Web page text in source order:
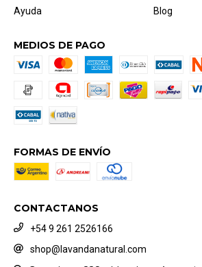
Ayuda Blog
MEDIOS DE PAGO
FORMAS DE ENVÍO
CONTACTANOS
+54 9 261 2526166
shop@lavandanatural.com